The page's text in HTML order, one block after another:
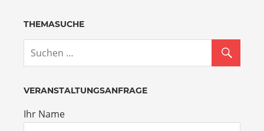
THEMASUCHE
VERANSTALTUNGSANFRAGE
Ihr Name